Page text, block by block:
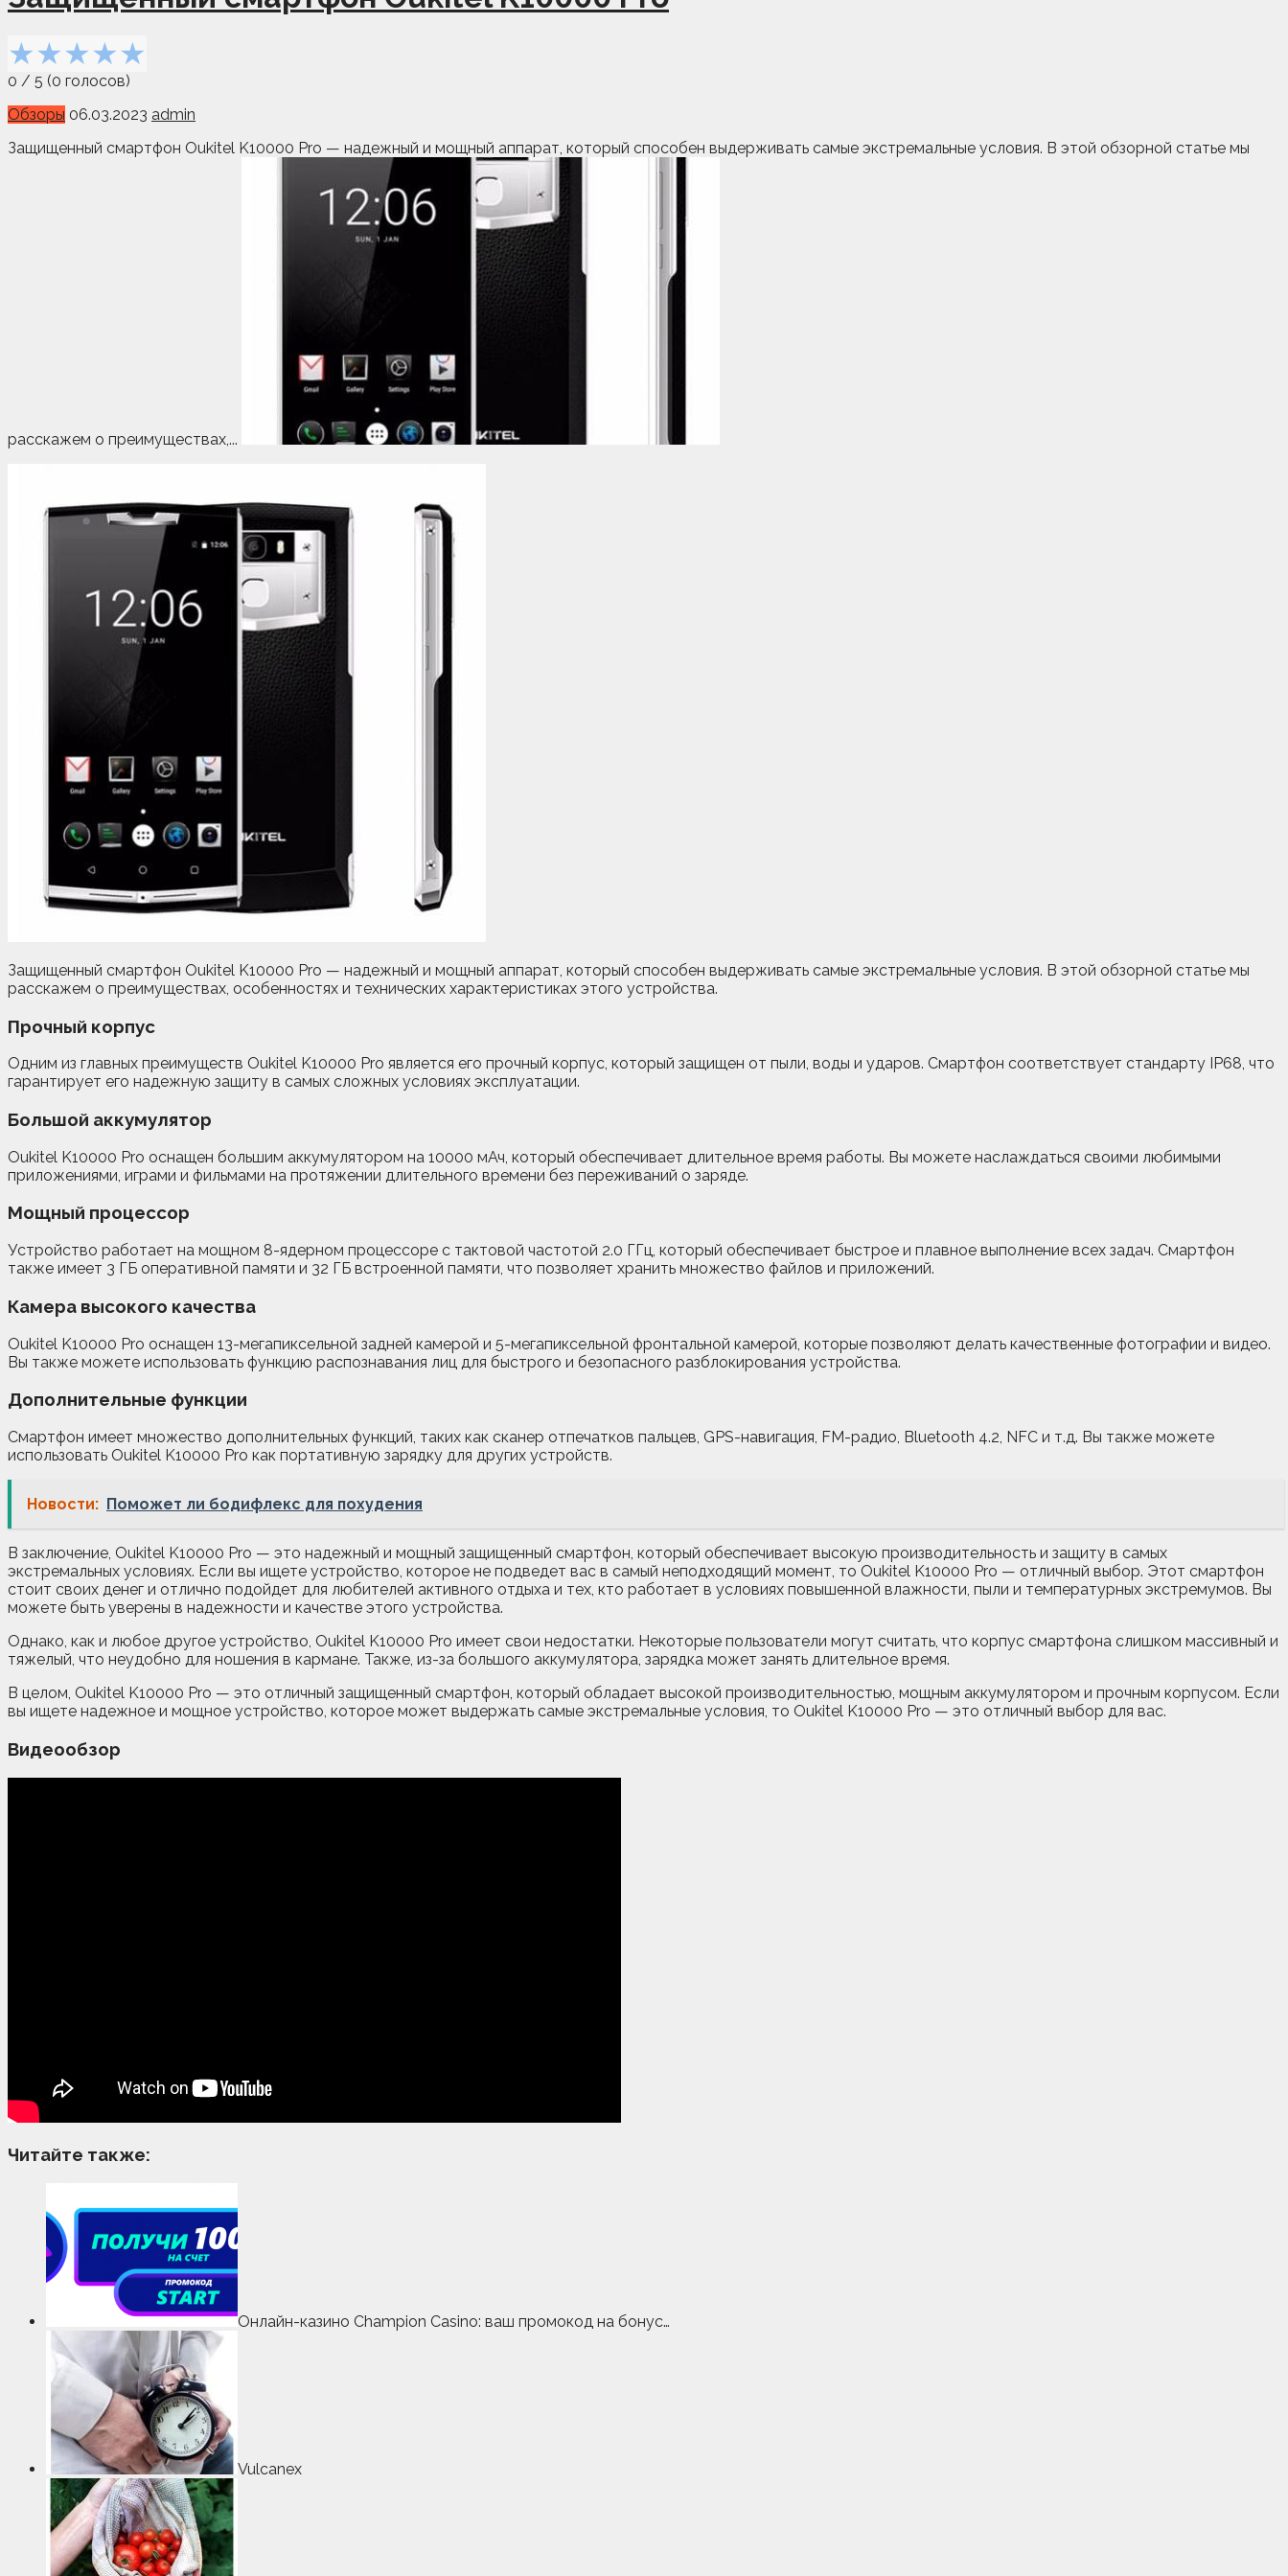
★★★★★
0 / 5 (0 голосов)
Обзоры 06.03.2023 admin
Защищенный смартфон Oukitel K10000 Pro — надежный и мощный аппарат, который способен выдерживать самые экстремальные условия. В этой обзорной статье мы
расскажем о преимуществах,...
Защищенный смартфон Oukitel K10000 Pro — надежный и мощный аппарат, который способен выдерживать самые экстремальные условия. В этой обзорной статье мы
расскажем о преимуществах, особенностях и технических характеристиках этого устройства.
Прочный корпус
Одним из главных преимуществ Oukitel K10000 Pro является его прочный корпус, который защищен от пыли, воды и ударов. Смартфон соответствует стандарту IP68, что
гарантирует его надежную защиту в самых сложных условиях эксплуатации.
Большой аккумулятор
Oukitel K10000 Pro оснащен большим аккумулятором на 10000 мАч, который обеспечивает длительное время работы. Вы можете наслаждаться своими любимыми
приложениями, играми и фильмами на протяжении длительного времени без переживаний о заряде.
Мощный процессор
Устройство работает на мощном 8-ядерном процессоре с тактовой частотой 2.0 ГГц, который обеспечивает быстрое и плавное выполнение всех задач. Смартфон
также имеет 3 ГБ оперативной памяти и 32 ГБ встроенной памяти, что позволяет хранить множество файлов и приложений.
Камера высокого качества
Oukitel K10000 Pro оснащен 13-мегапиксельной задней камерой и 5-мегапиксельной фронтальной камерой, которые позволяют делать качественные фотографии и видео.
Вы также можете использовать функцию распознавания лиц для быстрого и безопасного разблокирования устройства.
Дополнительные функции
Смартфон имеет множество дополнительных функций, таких как сканер отпечатков пальцев, GPS-навигация, FM-радио, Bluetooth 4.2, NFC и т.д. Вы также можете
использовать Oukitel K10000 Pro как портативную зарядку для других устройств.
Новости: Поможет ли бодифлекс для похудения
В заключение, Oukitel K10000 Pro — это надежный и мощный защищенный смартфон, который обеспечивает высокую производительность и защиту в самых
экстремальных условиях. Если вы ищете устройство, которое не подведет вас в самый неподходящий момент, то Oukitel K10000 Pro — отличный выбор. Этот смартфон
стоит своих денег и отлично подойдет для любителей активного отдыха и тех, кто работает в условиях повышенной влажности, пыли и температурных экстремумов. Вы
можете быть уверены в надежности и качестве этого устройства.
Однако, как и любое другое устройство, Oukitel K10000 Pro имеет свои недостатки. Некоторые пользователи могут считать, что корпус смартфона слишком массивный и
тяжелый, что неудобно для ношения в кармане. Также, из-за большого аккумулятора, зарядка может занять длительное время.
В целом, Oukitel K10000 Pro — это отличный защищенный смартфон, который обладает высокой производительностью, мощным аккумулятором и прочным корпусом. Если
вы ищете надежное и мощное устройство, которое может выдержать самые экстремальные условия, то Oukitel K10000 Pro — это отличный выбор для вас.
Видеообзор
Читайте также:
Онлайн-казино Champion Casino: ваш промокод на бонус…
Vulcanex